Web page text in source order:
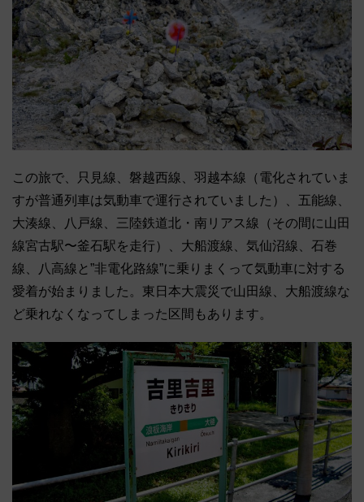
この旅で、只見線、磐越西線、羽越本線（電化されていま
すが普通列車は気動車で運行されていました）、五能線、
大湊線、八戸線、三陸鉄道北・南リアス線（その間に山田
線宮古駅〜釜石駅を走行）、大船渡線、気仙沼線、石巻
線、八高線と”非電化路線”に乗りまくって気動車に対する
愛着が始まりました。東日本大震災で山田線、大船渡線な
ど乗れなくなってしまった区間もあります。